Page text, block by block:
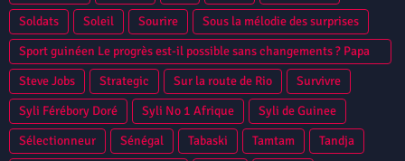
Soldats
Soleil Sourire
Sous la mélodie des surprises
Sport guinéen Le progrès est-il possible sans changements ? Papa
Camara
Steve Jobs Strategic Sur la route de Rio
Survivre
Syli Férébory Doré
Syli No 1 Afrique
Syli de Guinee
Sélectionneur
Sénégal Tabaski Tamtam
Tandja